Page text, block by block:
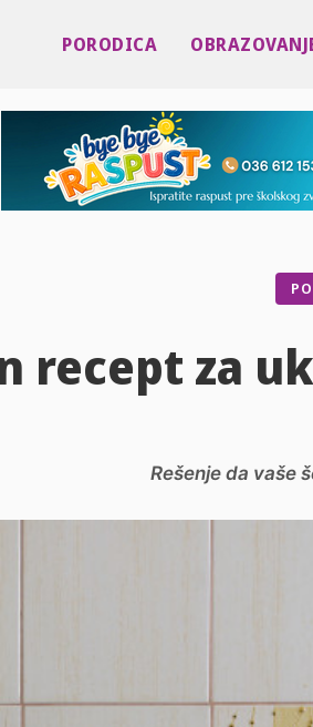
PORODICA
recept za
Rešenje da vaše